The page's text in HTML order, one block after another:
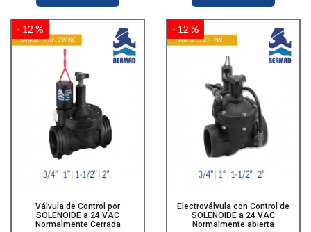
Válvula de Control por
SOLENOIDE a 24 VAC
Normalmente Cerrada
- 12 %
Electroválvula con Control de
SOLENOIDE a 24 VAC
Normalmente abierta
- 12 %